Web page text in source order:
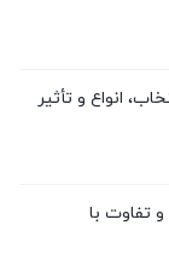
انواع و تأثیر
تفاوت با